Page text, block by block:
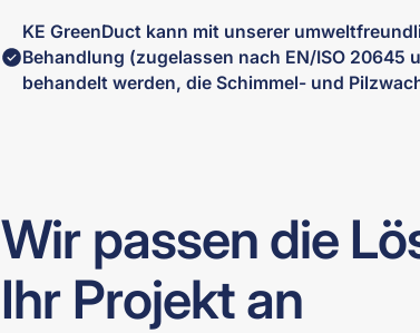
KE GreenDuct kann mit unserer
Behandlung (zugelassen nach EN/ISO 20645
behandelt werden, die Schimmel- und
Wir passen die
Ihr Projekt an